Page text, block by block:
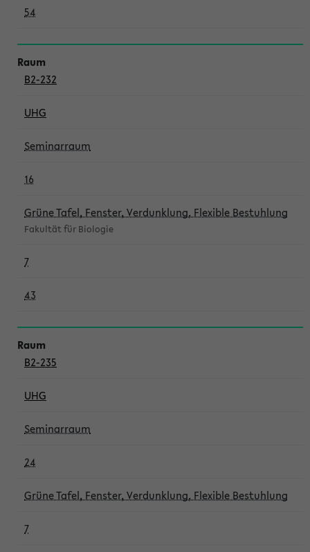
54
B2-232
UHG
Seminarraum
16
Grüne Tafel, Fenster, Verdunklung, Flexible Bestuhlung
Fakultät für Biologie
7
43
B2-235
UHG
Seminarraum
24
Grüne Tafel, Fenster, Verdunklung, Flexible Bestuhlung
7